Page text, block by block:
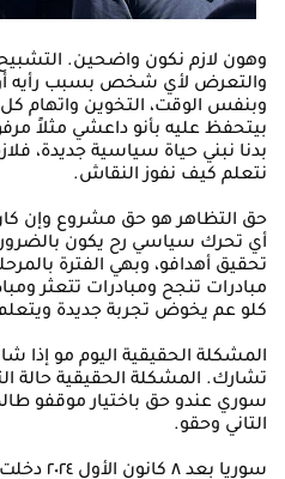
وهون لازم نكون واضحين.
والتعرض لأي شخص بسبب رأيه
وبنفس الوقت، التخوين واتهام
بيتحفظ عليه بأنو داعشي مثلاً
بدنا نبني حياة سياسية جديدة،
نتعلم كيف نفوز النقاش.
حق التظاهر هو حق مشروع وإن كان
أي تحرك سياسي رح يكون
تحقيق أهدافو، وبهي الفترة
مبادرات تنجح ومبادرات تتعثر
كلو عم يخوض تجربة جديدة
المشكلة الحقيقية اليوم مو إذا
تشارك. المشكلة الحقيقية حالة
سوري عندو حق باختيار موقفو
التاني وحقو.
سوريا بعد